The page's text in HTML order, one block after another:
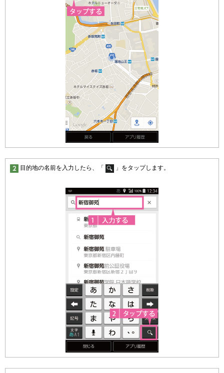
目的地の名前を入力したら、「 」をタップします。